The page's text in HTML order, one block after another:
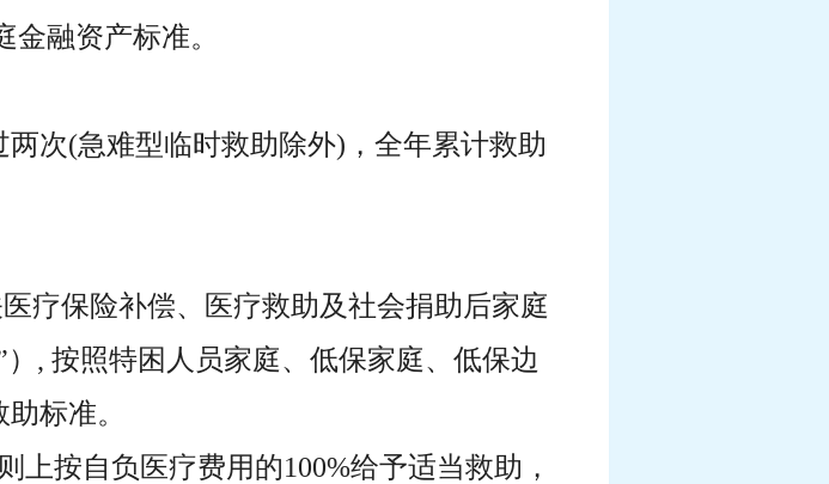
融资产标准。
次(急难型临时救助除外)，全年累计救助
疗保险补偿、医疗救助及社会捐助后家庭
, 按照特困人员家庭、低保家庭、低保边
标准。
上按自负医疗费用的100%给予适当救助，